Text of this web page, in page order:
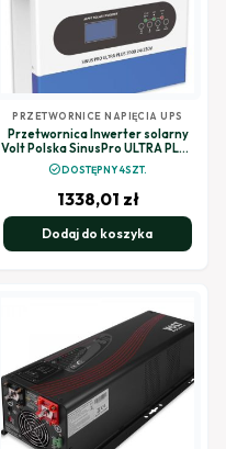
PRZETWORNICE NAPIĘCIA UPS
Przetwornica Inwerter solarny
Volt Polska SinusPro ULTRA PLUS
7000 24/230V (3500/7000W)
Wi-Fi + 100A MPPT (60-500V)
check_circleDOSTĘPNY 4SZT.
1338,01 zł
Dodaj do koszyka